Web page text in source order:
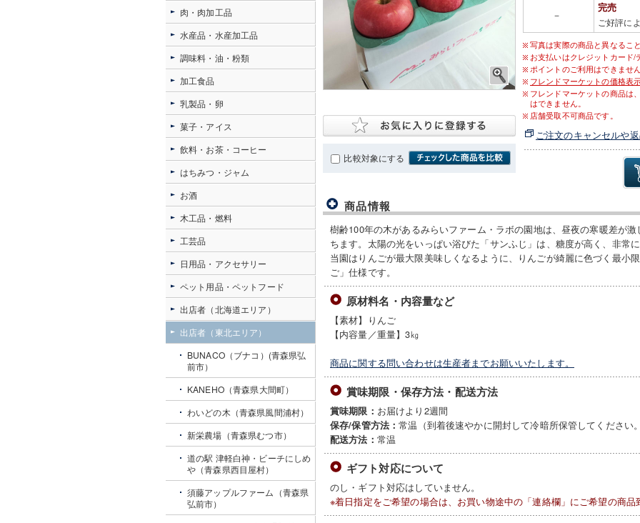
比較対象にする
－
完売
ご好評に
写真は実際の商品と異なるこ
お支払いはクレジットカード/
ポイントのご利用はできません
フレンドマーケットの価格表
フレンドマーケットの商品は
はできません。
店舗受取不可商品です。
ご注文のキャンセルや
商品情報
樹齢100年の木があるみらいファーム・ラボの園地は、昼夜の寒暖差が
ちます。太陽の光をいっぱい浴びた「サンふじ」は、糖度が高く、非常
当園はりんごが最大限美味しくなるように、りんごが綺麗に色づく最小
ご」仕様です。
原材料名・内容量など
【素材】りんご
【内容量／重量】3㎏
商品に関する問い合わせは生産者までお願いいたします。
賞味期限・保存方法・配送方法
賞味期限： お届けより2週間
保存/保管方法：常温（到着後速やかに開封して冷暗所保管してください。
配送方法： 常温
ギフト対応について
のし・ギフト対応はしていません。
※着日指定をご希望の場合は、お買い物途中の「連絡欄」にご希望の商品
肉・肉加工品
水産品・水産加工品
調味料・油・粉類
加工食品
乳製品・卵
菓子・アイス
飲料・お茶・コーヒー
はちみつ・ジャム
お酒
木工品・燃料
工芸品
日用品・アクセサリー
ペット用品・ペットフード
出店者（北海道エリア）
出店者（東北エリア）
BUNACO（ブナコ）(青森県弘
前市）
KANEHO（青森県大間町）
わいどの木（青森県風間浦村）
新栄農場（青森県むつ市）
道の駅 津軽白神・ビーチにしめ
や（青森県西目屋村）
須藤アップルファーム（青森県
弘前市）